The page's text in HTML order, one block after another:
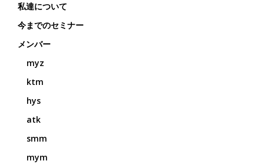
私達について
今までのセミナー
メンバー
myz
ktm
hys
atk
smm
mym